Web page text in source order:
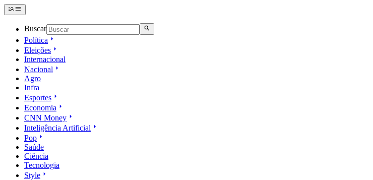
Buscar
Política
Eleições
Internacional
Nacional
Agro
Infra
Esportes
Economia
CNN Money
Inteligência Artificial
Pop
Saúde
Ciência
Tecnologia
Style